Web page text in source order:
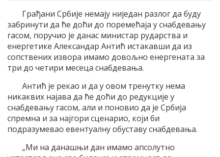
Грађани Србије немају ниједан разлог да буду
забринути да ће доћи до поремећаја у снабдевању
гасом, поручио је данас министар рударства и
енергетике Александар Антић истакавши да из
сопствених извора имамо довољно енергената за
три до четири месеца снабдевања.
Антић је рекао и да у овом тренутку нема
никаквих најава да ће доћи до редукције у
снабдевању гасом, али и поновио да је Србија
спремна и за најгори сценарио, који би
подразумевао евентуалну обуставу снабдевања.
„Ми на данашњи дан имамо апсолутно